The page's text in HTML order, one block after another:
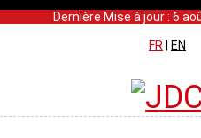
Dernière Mise à jour : 6
FR
EN